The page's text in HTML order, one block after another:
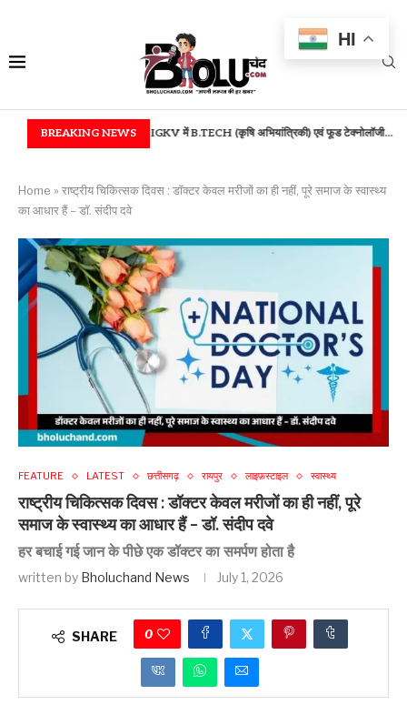
BREAKING NEWS
IGKV में B.TECH (कृषि अभियांत्रिकी) एवं फूड टेक्नोलॉजी... बस्तर में उच्च शिक्षा
Home » राष्ट्रीय चिकित्सक दिवस : डॉक्टर केवल मरीजों का ही नहीं, पूरे समाज के स्वास्थ्य
का आधार हैं – डॉ. संदीप दवे
FEATURE LATEST छत्तीसगढ़ रायपुर लाइफ़स्टाइल स्वास्थ्य
राष्ट्रीय चिकित्सक दिवस : डॉक्टर केवल मरीजों का ही नहीं, पूरे
समाज के स्वास्थ्य का आधार हैं – डॉ. संदीप दवे
हर बचाई गई जान के पीछे एक डॉक्टर का समर्पण होता है
written by Bholuchand News July 1, 2026
SHARE 0
HI